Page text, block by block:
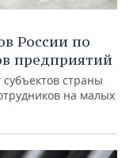
России по
предприятий
страны
на малых